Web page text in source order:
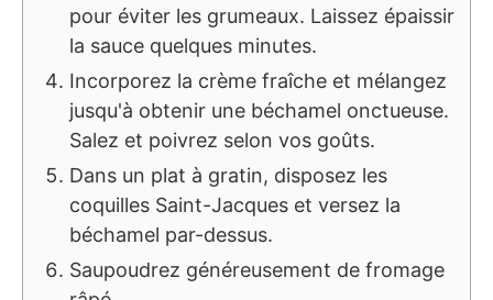
pour éviter les grumeaux. Laissez épaissir
la sauce quelques minutes.
Incorporez la crème fraîche et mélangez
jusqu'à obtenir une béchamel onctueuse.
Salez et poivrez selon vos goûts.
Dans un plat à gratin, disposez les
coquilles Saint-Jacques et versez la
béchamel par-dessus.
Saupoudrez généreusement de fromage